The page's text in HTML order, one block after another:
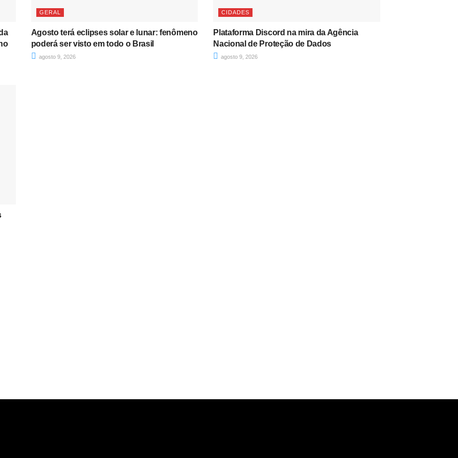
GERAL
Agosto terá eclipses solar e lunar: fenômeno
poderá ser visto em todo o Brasil
agosto 9, 2026
CIDADES
Plataforma Discord na mira da Agência
Nacional de Proteção de Dados
agosto 9, 2026